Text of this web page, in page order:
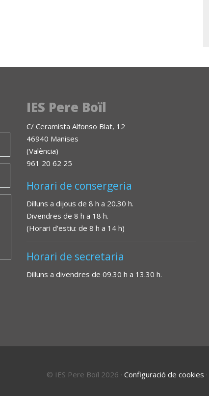
IES Pere Boïl
C/ Ceramista Alfonso Blat, 12
46940 Manises
(València)
961 20 62 25
Horari de consergeria
Dilluns a dijous de 8 h a 20.30 h.
Divendres de 8 h a 18 h.
(Horari d'estiu: de 8 h a 14 h)
Horari de secretaria
Dilluns a divendres de 09.30 h a 13.30 h.
© IES Pere Boïl 2026 · Configuració de cookies ·